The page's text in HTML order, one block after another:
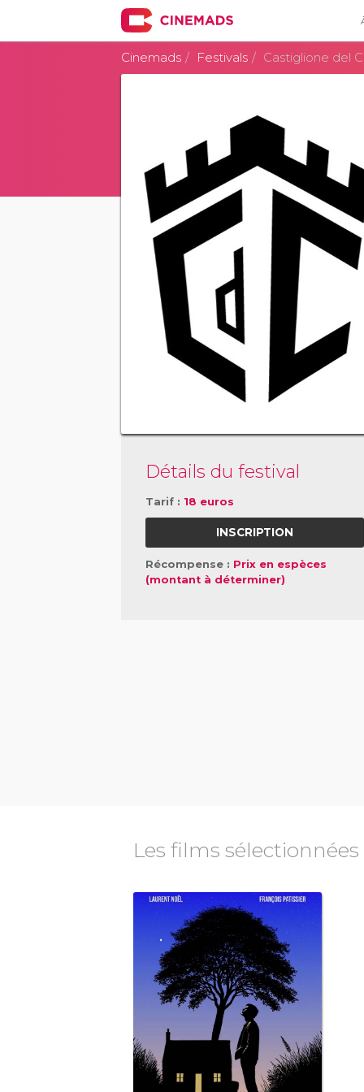
Cinemads Festivals Castiglione del
Détails du festival
Tarif : 18 euros
INSCRIPTION
Récompense : Prix en espèces
(montant à déterminer)
Les films sélectionnées